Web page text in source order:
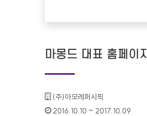
마몽드 대표 홈페이지
기관명 :
(주)아모레퍼시픽
인증기간 :
2016.10.10 ~ 2017.10.09